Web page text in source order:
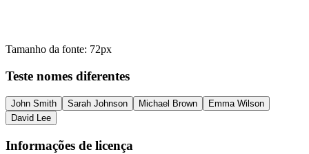
Tamanho da fonte: 72px
Teste nomes diferentes
John Smith Sarah Johnson Michael Brown
Emma Wilson
David Lee
Informações de licença